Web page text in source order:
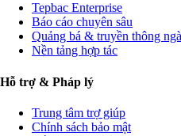
Tepbac Enterprise
Báo cáo chuyên sâu
Quảng bá & truyền thông
Nền tảng hợp tác
Hỗ trợ & Pháp lý
Trung tâm trợ giúp
Chính sách bảo mật